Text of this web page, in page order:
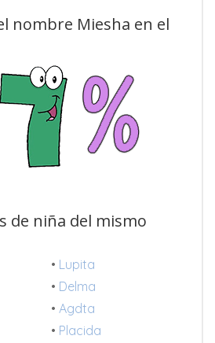
nombre Miesha en el
de niña del mismo
• Lupita
• Delma
• Agdta
• Placida